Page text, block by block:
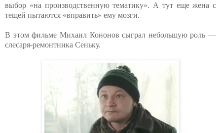
выбор «на производственную тематику». А тут еще жена с
тещей пытаются «вправить» ему мозги.
В этом фильме Михаил Кононов сыграл небольшую роль —
слесаря-ремонтника Сеньку.